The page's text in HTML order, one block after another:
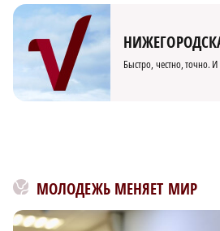
Быстро, честно, точно.
МОЛОДЕЖЬ МЕНЯЕТ МИР